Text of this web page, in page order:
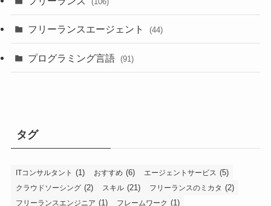
フリーランスエージェント (44)
プログラミング言語 (91)
タグ
ITコンサルタント (1) おすすめ (6) エージェントサービス (5)
クラウドソーシング (2) スキル (21) フリーランスのミカタ (2)
フリーランスエンジニア (1) フレームワーク (1)